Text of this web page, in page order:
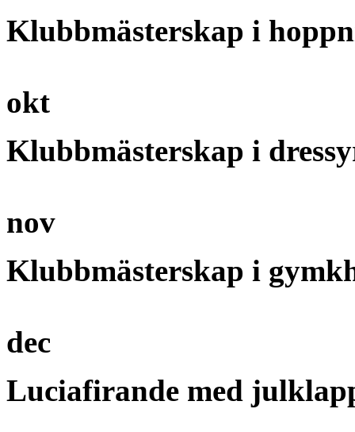
Klubbmästerskap i
okt
Klubbmästerskap i
nov
Klubbmästerskap i
dec
Luciafirande med